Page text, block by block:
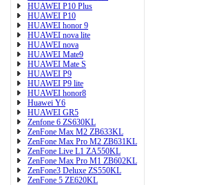
HUAWEI P10 Plus
HUAWEI P10
HUAWEI honor 9
HUAWEI nova lite
HUAWEI nova
HUAWEI Mate9
HUAWEI Mate S
HUAWEI P9
HUAWEI P9 lite
HUAWEI honor8
Huawei Y6
HUAWEI GR5
Zenfone 6 ZS630KL
ZenFone Max M2 ZB633KL
ZenFone Max Pro M2 ZB631KL
ZenFone Live L1 ZA550KL
ZenFone Max Pro M1 ZB602KL
ZenFone3 Deluxe ZS550KL
ZenFone 5 ZE620KL